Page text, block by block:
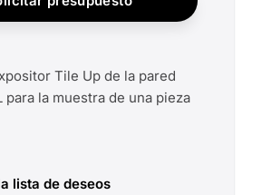
Tile Up de la pared
para la muestra de una pieza
lista de deseos